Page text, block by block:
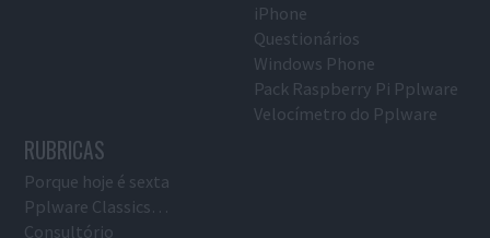
iPhone
Questionários
Windows Phone
Pack Raspberry Pi Pplware
Velocímetro do Pplware
RUBRICAS
Porque hoje é sexta
Pplware Classics…
Consultório